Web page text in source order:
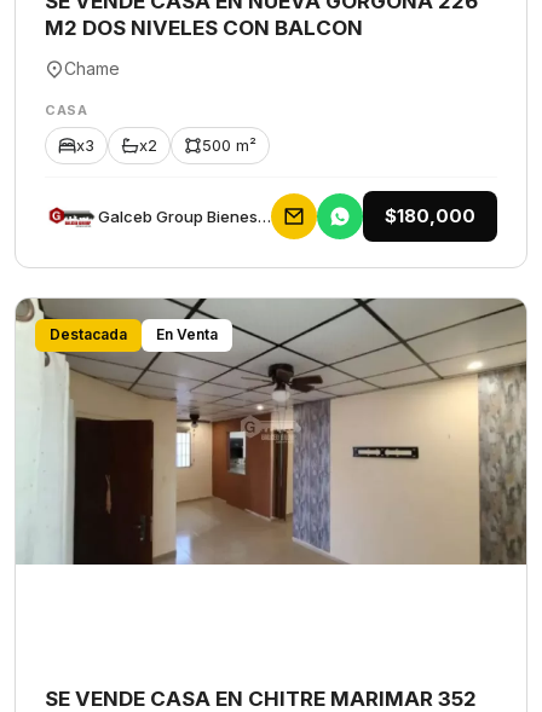
M2 DOS NIVELES CON BALCON
Chame
CASA
x3 x2 500 m²
Galceb Group Bienes Raices $180,000
Destacada En Venta
SE VENDE CASA EN CHITRE MARIMAR 352